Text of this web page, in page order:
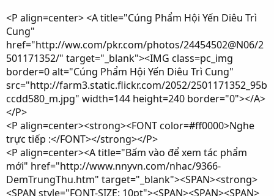
<P align=center> <A title="Cúng Phẩm Hội Yến Diêu Trì
Cung"
href="http://ww.com/pkr.com/photos/24454502@N06/2
501171352/" target="_blank"><IMG class=pc_img
border=0 alt="Cúng Phẩm Hội Yến Diêu Trì Cung"
src="http://farm3.static.flickr.com/2052/2501171352_95b
ccdd580_m.jpg" width=144 height=240 border="0"></A>
</P>
<P align=center><strong><FONT color=#ff0000>Nghe
trực tiếp :</FONT></strong></P>
<P align=center><A title="Bấm vào để xem tác phẩm
mới" href="http://www.nnyvn.com/nhac/9366-
DemTrungThu.htm" target="_blank"><SPAN><strong>
<SPAN style="FONT-SIZE: 10pt"><SPAN><SPAN><SPAN>